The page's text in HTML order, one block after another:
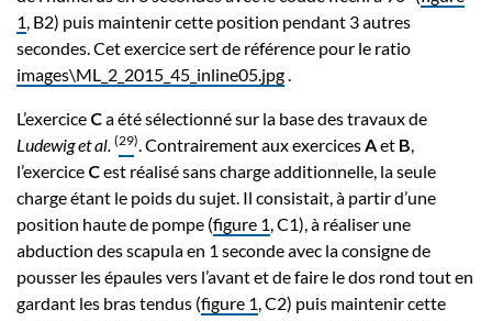
1, B2) puis maintenir cette position pendant 3 autres
secondes. Cet exercice sert de référence pour le ratio
images\ML_2_2015_45_inline05.jpg.
L’exercice Ca été sélectionné sur la base des travaux de
Ludewig et al. (29). Contrairement aux exercicesAet B,
l’exercice Cest réalisé sans charge additionnelle, la seule
charge étant le poids du sujet. Il consistait, à partir d’une
position haute de pompe (figure 1, C1), à réaliser une
abduction des scapula en 1 seconde avec la consigne de
pousser les épaules vers l’avant et de faire le dos rond tout en
gardant les bras tendus (figure 1, C2) puis maintenir cette